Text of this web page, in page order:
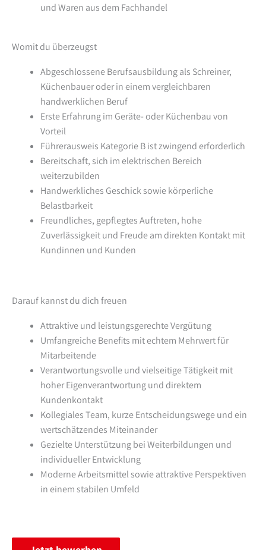
und Waren aus dem Fachhandel
Womit du überzeugst
Abgeschlossene Berufsausbildung als Schreiner,
Küchenbauer oder in einem vergleichbaren
handwerklichen Beruf
Erste Erfahrung im Geräte- oder Küchenbau von
Vorteil
Führerausweis Kategorie B ist zwingend erforderlich
Bereitschaft, sich im elektrischen Bereich
weiterzubilden
Handwerkliches Geschick sowie körperliche
Belastbarkeit
Freundliches, gepflegtes Auftreten, hohe
Zuverlässigkeit und Freude am direkten Kontakt mit
Kundinnen und Kunden
Darauf kannst du dich freuen
Attraktive und leistungsgerechte Vergütung
Umfangreiche Benefits mit echtem Mehrwert für
Mitarbeitende
Verantwortungsvolle und vielseitige Tätigkeit mit
hoher Eigenverantwortung und direktem
Kundenkontakt
Kollegiales Team, kurze Entscheidungswege und ein
wertschätzendes Miteinander
Gezielte Unterstützung bei Weiterbildungen und
individueller Entwicklung
Moderne Arbeitsmittel sowie attraktive Perspektiven
in einem stabilen Umfeld